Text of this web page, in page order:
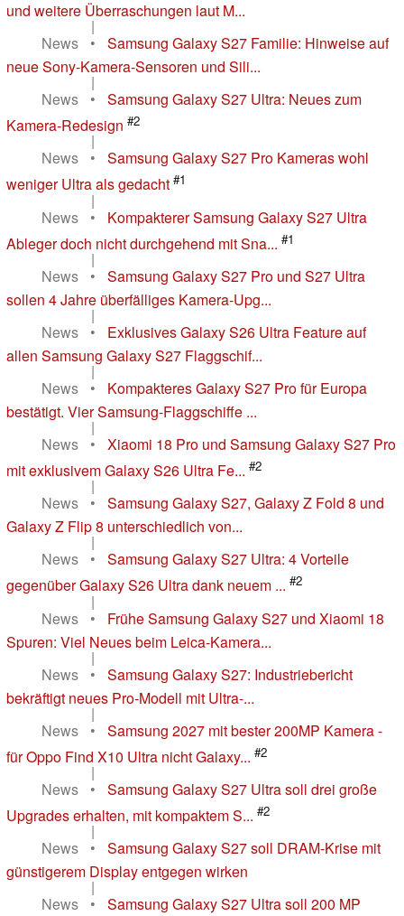
und weitere Überraschungen laut M...
|
News
•
Samsung Galaxy S27 Familie: Hinweise auf
neue Sony-Kamera-Sensoren und Sili...
|
News
•
Samsung Galaxy S27 Ultra: Neues zum
Kamera-Redesign #2
|
News
•
Samsung Galaxy S27 Pro Kameras wohl
weniger Ultra als gedacht #1
|
News
•
Kompakterer Samsung Galaxy S27 Ultra
Ableger doch nicht durchgehend mit Sna... #1
|
News
•
Samsung Galaxy S27 Pro und S27 Ultra
sollen 4 Jahre überfälliges Kamera-Upg...
|
News
•
Exklusives Galaxy S26 Ultra Feature auf
allen Samsung Galaxy S27 Flaggschif...
|
News
•
Kompakteres Galaxy S27 Pro für Europa
bestätigt. Vier Samsung-Flaggschiffe ...
|
News
•
Xiaomi 18 Pro und Samsung Galaxy S27 Pro
mit exklusivem Galaxy S26 Ultra Fe... #2
|
News
•
Samsung Galaxy S27, Galaxy Z Fold 8 und
Galaxy Z Flip 8 unterschiedlich von...
|
News
•
Samsung Galaxy S27 Ultra: 4 Vorteile
gegenüber Galaxy S26 Ultra dank neuem ... #2
|
News
•
Frühe Samsung Galaxy S27 und Xiaomi 18
Spuren: Viel Neues beim Leica-Kamera...
|
News
•
Samsung Galaxy S27: Industriebericht
bekräftigt neues Pro-Modell mit Ultra-...
|
News
•
Samsung 2027 mit bester 200MP Kamera -
für Oppo Find X10 Ultra nicht Galaxy... #2
|
News
•
Samsung Galaxy S27 Ultra soll drei große
Upgrades erhalten, mit kompaktem S... #2
|
News
•
Samsung Galaxy S27 soll DRAM-Krise mit
günstigerem Display entgegen wirken
|
News
•
Samsung Galaxy S27 Ultra soll 200 MP